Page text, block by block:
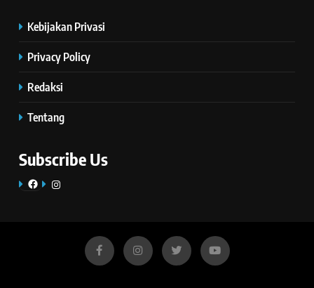
Kebijakan Privasi
Privacy Policy
Redaksi
Tentang
Subscribe Us
FacebookInstagram